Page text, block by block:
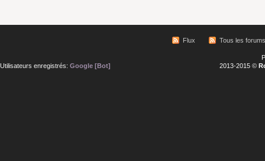
Flux Tous les forums
Utilisateurs enregistrés: Google [Bot]
2013-2015 ©